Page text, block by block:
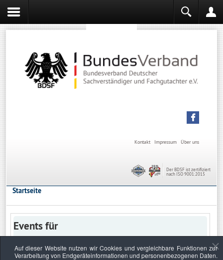
Über uns
Impressum
Kontakt
Der BDSF ist zertifiziert
nach ISO 9001:2015
Startseite
Events für
Auf dieser Website nutzen wir Cookies und vergleichbare Funktionen zur
Verarbeitung von Endgeräteinformationen und personenbezogenen Daten.